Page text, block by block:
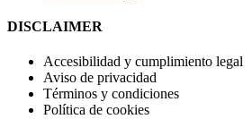
DISCLAIMER
Accesibilidad y cumplimiento legal
Aviso de privacidad
Términos y condiciones
Política de cookies